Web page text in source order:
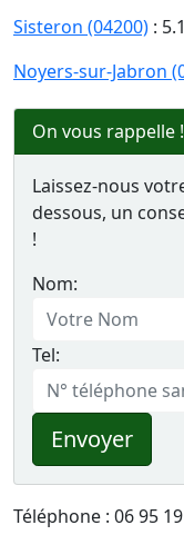
Sisteron (04200) :
Noyers-sur-Jabron
On vous rappelle !
Laissez-nous
dessous, un
!
Nom:
Tel:
Envoyer
Téléphone : 06 95